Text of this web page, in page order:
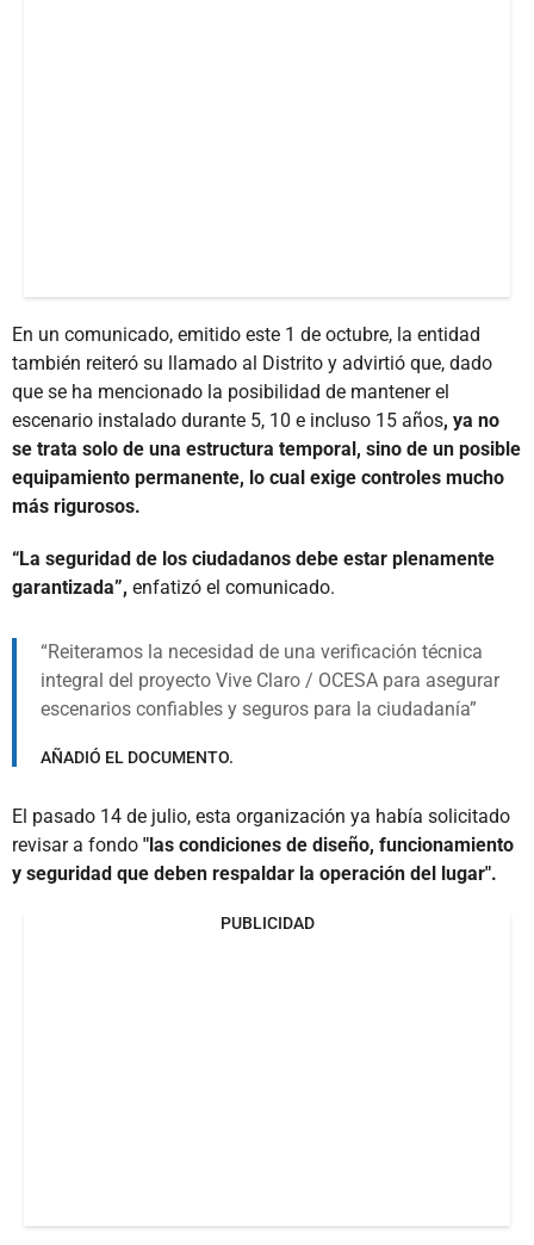
En un comunicado, emitido este 1 de octubre, la entidad
también reiteró su llamado al Distrito y advirtió que, dado
que se ha mencionado la posibilidad de mantener el
escenario instalado durante 5, 10 e incluso 15 años, ya no
se trata solo de una estructura temporal, sino de un posible
equipamiento permanente, lo cual exige controles mucho
más rigurosos.
“La seguridad de los ciudadanos debe estar plenamente
garantizada”, enfatizó el comunicado.
Reiteramos la necesidad de una verificación técnica
integral del proyecto Vive Claro / OCESA para asegurar
escenarios confiables y seguros para la ciudadanía
AÑADIÓ EL DOCUMENTO.
El pasado 14 de julio, esta organización ya había solicitado
revisar a fondo "las condiciones de diseño, funcionamiento
y seguridad que deben respaldar la operación del lugar".
PUBLICIDAD